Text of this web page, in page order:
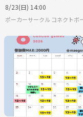
8/23(日) 14:00
ポーカーサークル コネクトボ